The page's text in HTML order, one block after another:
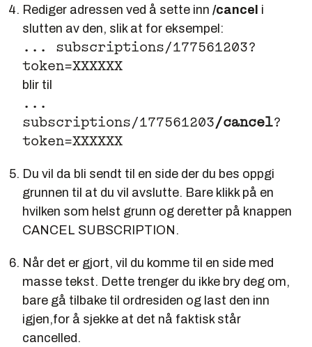
Rediger adressen ved å sette inn /cancel i
slutten av den, slik at for eksempel:
... subscriptions/177561203?
token=XXXXXX
blir til
...
subscriptions/177561203/cancel?
token=XXXXXX
Du vil da bli sendt til en side der du bes oppgi
grunnen til at du vil avslutte. Bare klikk på en
hvilken som helst grunn og deretter på knappen
CANCEL SUBSCRIPTION.
Når det er gjort, vil du komme til en side med
masse tekst. Dette trenger du ikke bry deg om,
bare gå tilbake til ordresiden og last den inn
igjen,for å sjekke at det nå faktisk står
cancelled.